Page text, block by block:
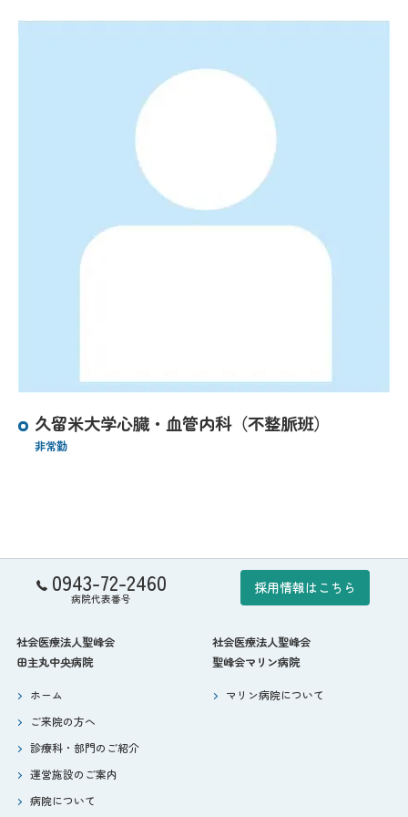
久留米大学心臓・血管内科（不整脈班）
非常勤
0943-72-2460
病院代表番号
採用情報はこちら
社会医療法人聖峰会
田主丸中央病院
ホーム
ご来院の方へ
診療科・部門のご紹介
運営施設のご案内
病院について
社会医療法人聖峰会
聖峰会マリン病院
マリン病院について